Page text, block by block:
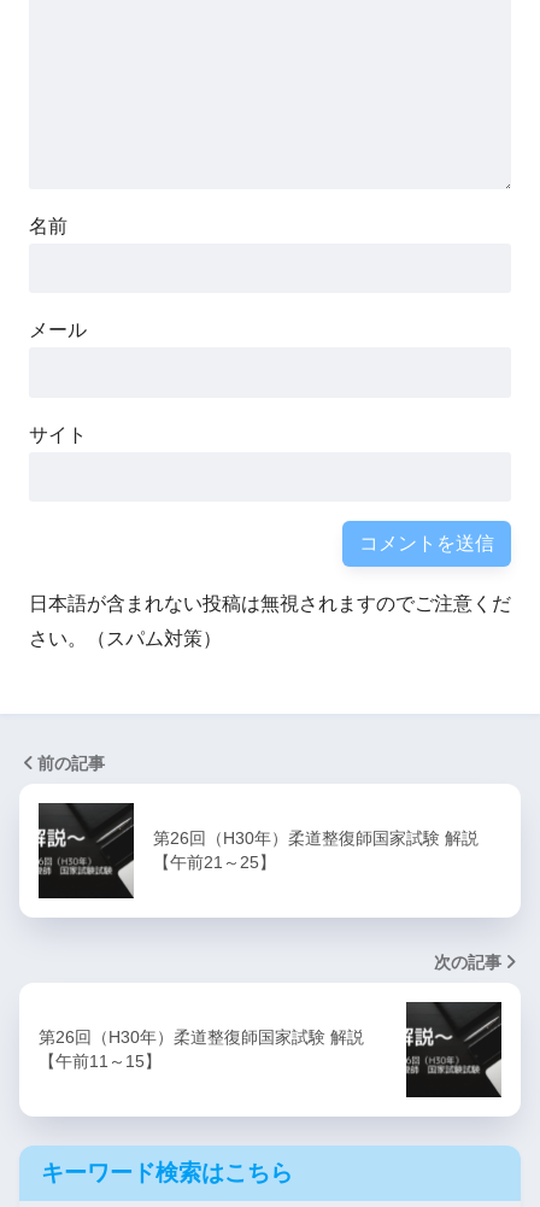
名前
メール
サイト
日本語が含まれない投稿は無視されますのでご注意くだ
さい。（スパム対策）
前の記事
第26回（H30年）柔道整復師国家試験 解説
【午前21～25】
次の記事
第26回（H30年）柔道整復師国家試験 解説
【午前11～15】
キーワード検索はこちら